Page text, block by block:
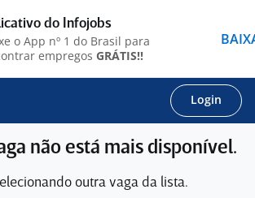
Login
não está mais disponível.
outra vaga da lista.
do Infojobs
o App nº 1 do Brasil para
empregos GRÁTIS!!